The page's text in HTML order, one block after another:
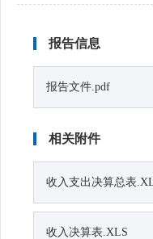
报告信息
报告文件.pdf
相关附件
收入支出决算总表
收入决算表.XLS